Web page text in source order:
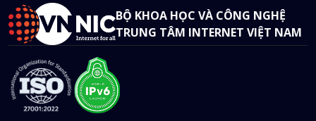
BỘ KHOA HỌC VÀ CÔNG NGHỆ
TRUNG TÂM INTERNET VIỆT NAM